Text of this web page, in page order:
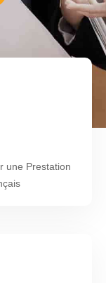
une Prestation